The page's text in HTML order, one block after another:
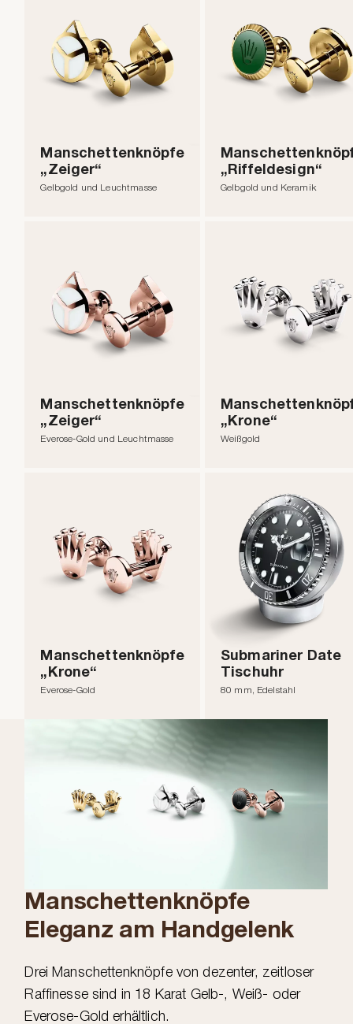
Manschettenknöpfe
„Zeiger“
Gelbgold und Leuchtmasse
„Riffeldesign“
Gelbgold und Keramik
Manschettenknöpfe
„Zeiger“
Everose-Gold und Leuchtmasse
„Krone“
Weißgold
Manschettenknöpfe
„Krone“
Everose-Gold
Submariner Date
Tischuhr
80 mm, Edelstahl
Manschettenknöpfe
Eleganz am Handgelenk
Drei Manschettenknöpfe von dezenter, zeitloser
Raffinesse sind in 18 Karat Gelb-, Weiß- oder
Everose-Gold erhältlich.